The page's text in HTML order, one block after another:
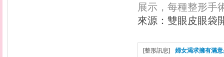
展示，每種整形手
來源： 雙眼皮眼袋
[整形訊息] 婦女渴求擁有滿